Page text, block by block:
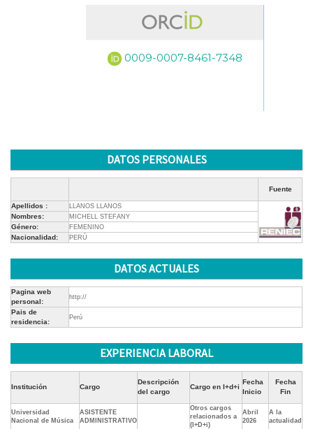
0009-0007-8461-7348
DATOS PERSONALES
Fuente
Apellidos : LLANOS LLANOS
Nombres: MICHELL STEFANY
Género: FEMENINO
Nacionalidad: PERÚ
DATOS ACTUALES
Pagina web
personal:
http://
Pais de
residencia:
Perú
EXPERIENCIA LABORAL
Institución Cargo
Descripción
del cargo
Cargo en I+d+i
Fecha
Inicio
Fecha
Fin
Universidad
Nacional de Música
ASISTENTE
ADMINISTRATIVO
Otros cargos
relacionados a
(I+D+i)
Abril
2026
A la
actualidad